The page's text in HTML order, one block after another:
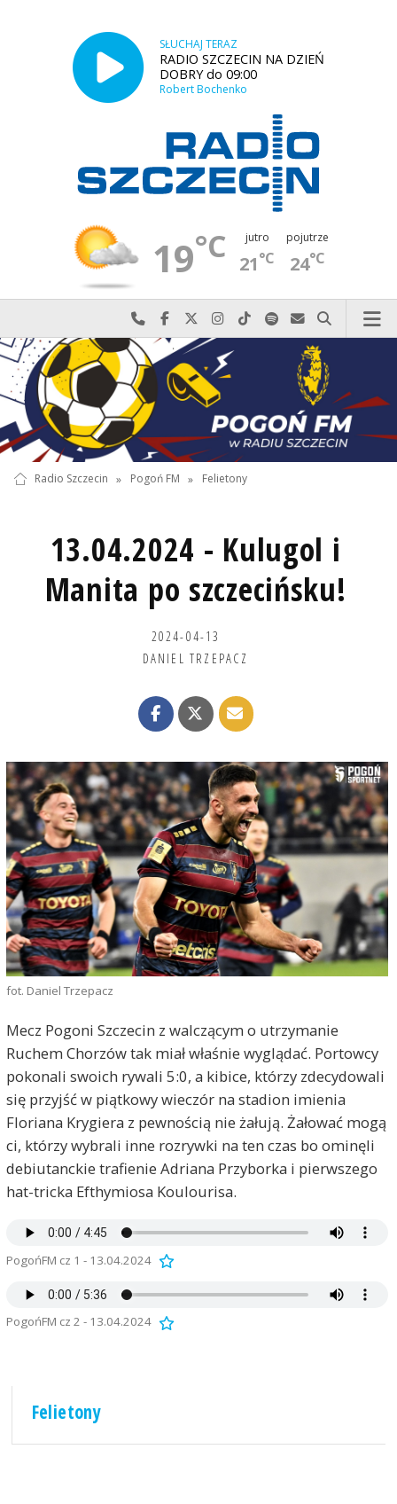
SŁUCHAJ TERAZ
RADIO SZCZECIN NA DZIEŃ
DOBRY do 09:00
Robert Bochenko
19°C jutro
21°C
pojutrze
24°C
Najlepiej po prostu do nas zadzwoń
Odwiedź nas na Facebook-u
Odwiedź nas na X
Odwiedź nas na Instagram-ie
Odwiedź nas na TikTok-u
Szukaj nas na Spotify
Wyślij do nas
Szukaj
Radio Szczecin » Pogoń FM » Felietony
13.04.2024 - Kulugol i
Manita po szczecińsku!
2024-04-13
DANIEL TRZEPACZ
fot. Daniel Trzepacz
Mecz Pogoni Szczecin z walczącym o utrzymanie
Ruchem Chorzów tak miał właśnie wyglądać. Portowcy
pokonali swoich rywali 5:0, a kibice, którzy zdecydowali
się przyjść w piątkowy wieczór na stadion imienia
Floriana Krygiera z pewnością nie żałują. Żałować mogą
ci, którzy wybrali inne rozrywki na ten czas bo ominęli
debiutanckie trafienie Adriana Przyborka i pierwszego
hat-tricka Efthymiosa Koulourisa.
PogońFM cz 1 - 13.04.2024
PogońFM cz 2 - 13.04.2024
Felietony